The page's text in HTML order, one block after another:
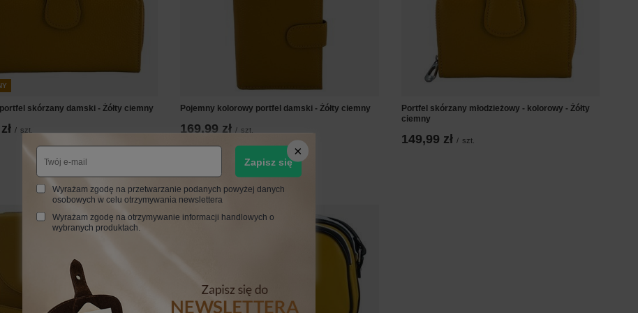
skórzany damski - Żółty ciemny
/ szt.
Pojemny kolorowy portfel damski - Żółty ciemny
169,99 zł / szt.
Portfel skórzany młodzieżowy - kolorowy - Żółty
ciemny
149,99 zł / szt.
Zapisz się
Wyrażam zgodę na przetwarzanie podanych powyżej danych
osobowych w celu otrzymywania newslettera
Wyrażam zgodę na otrzymywanie informacji handlowych o
wybranych produktach.